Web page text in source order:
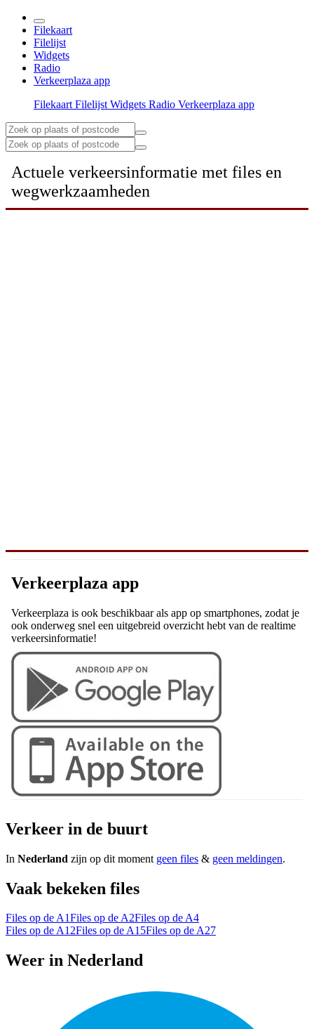
Filekaart
Filelijst
Widgets
Radio
Verkeerplaza app
Filekaart Filelijst Widgets Radio Verkeerplaza app
Actuele verkeersinformatie met files en
wegwerkzaamheden
Verkeerplaza app
Verkeerplaza is ook beschikbaar als app op smartphones, zodat je
ook onderweg snel een uitgebreid overzicht hebt van de realtime
verkeersinformatie!
Verkeer in de buurt
In Nederland zijn op dit moment geen files & geen meldingen.
Vaak bekeken files
Files op de A1Files op de A2Files op de A4
Files op de A12Files op de A15Files op de A27
Weer in Nederland